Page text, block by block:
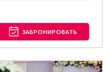
ЗАБРОНИРОВАТЬ